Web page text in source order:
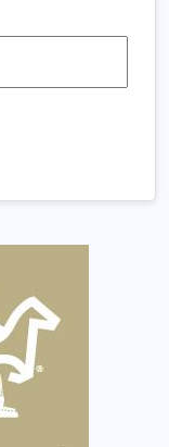
z
Jak
Portowy Maraton
warto wiedzieć
swój